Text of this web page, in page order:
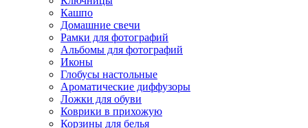
Кашпо
Домашние свечи
Рамки для фотографий
Альбомы для фотографий
Иконы
Глобусы настольные
Ароматические диффузоры
Ложки для обуви
Коврики в прихожую
Корзины для белья